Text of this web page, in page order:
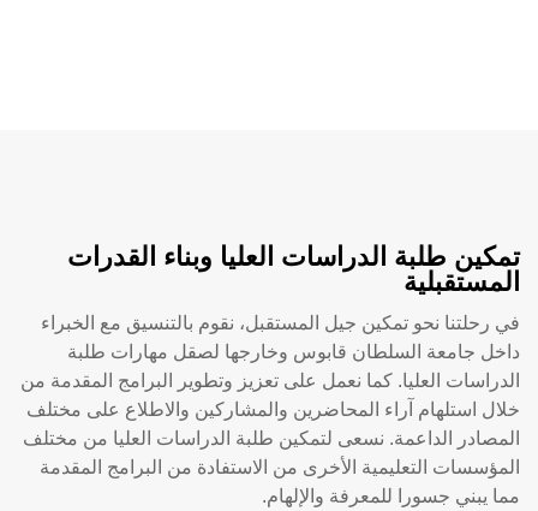
تمكين طلبة الدراسات العليا وبناء القدرات
المستقبلية
في رحلتنا نحو تمكين جيل المستقبل، نقوم بالتنسيق مع الخبراء
داخل جامعة السلطان قابوس وخارجها لصقل مهارات طلبة
الدراسات العليا. كما نعمل على تعزيز وتطوير البرامج المقدمة من
خلال استلهام آراء المحاضرين والمشاركين والاطلاع على مختلف
المصادر الداعمة. نسعى لتمكين طلبة الدراسات العليا من مختلف
المؤسسات التعليمية الأخرى من الاستفادة من البرامج المقدمة
مما يبني جسورا للمعرفة والإلهام.